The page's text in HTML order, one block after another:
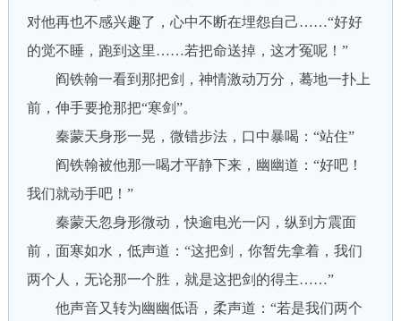
对他再也不感兴趣了，心中不断在埋怨自己……“好好
的觉不睡，跑到这里……若把命送掉，这才冤呢！”
阎铁翰一看到那把剑，神情激动万分，蓦地一扑上
前，伸手要抢那把“寒剑”。
秦蒙天身形一晃，微错步法，口中暴喝：“站住”
阎铁翰被他那一喝才平静下来，幽幽道：“好吧！
我们就动手吧！”
秦蒙天忽身形微动，快逾电光一闪，纵到方震面
前，面寒如水，低声道：“这把剑，你暂先拿着，我们
两个人，无论那一个胜，就是这把剑的得主……”
他声音又转为幽幽低语，柔声道：“若是我们两个